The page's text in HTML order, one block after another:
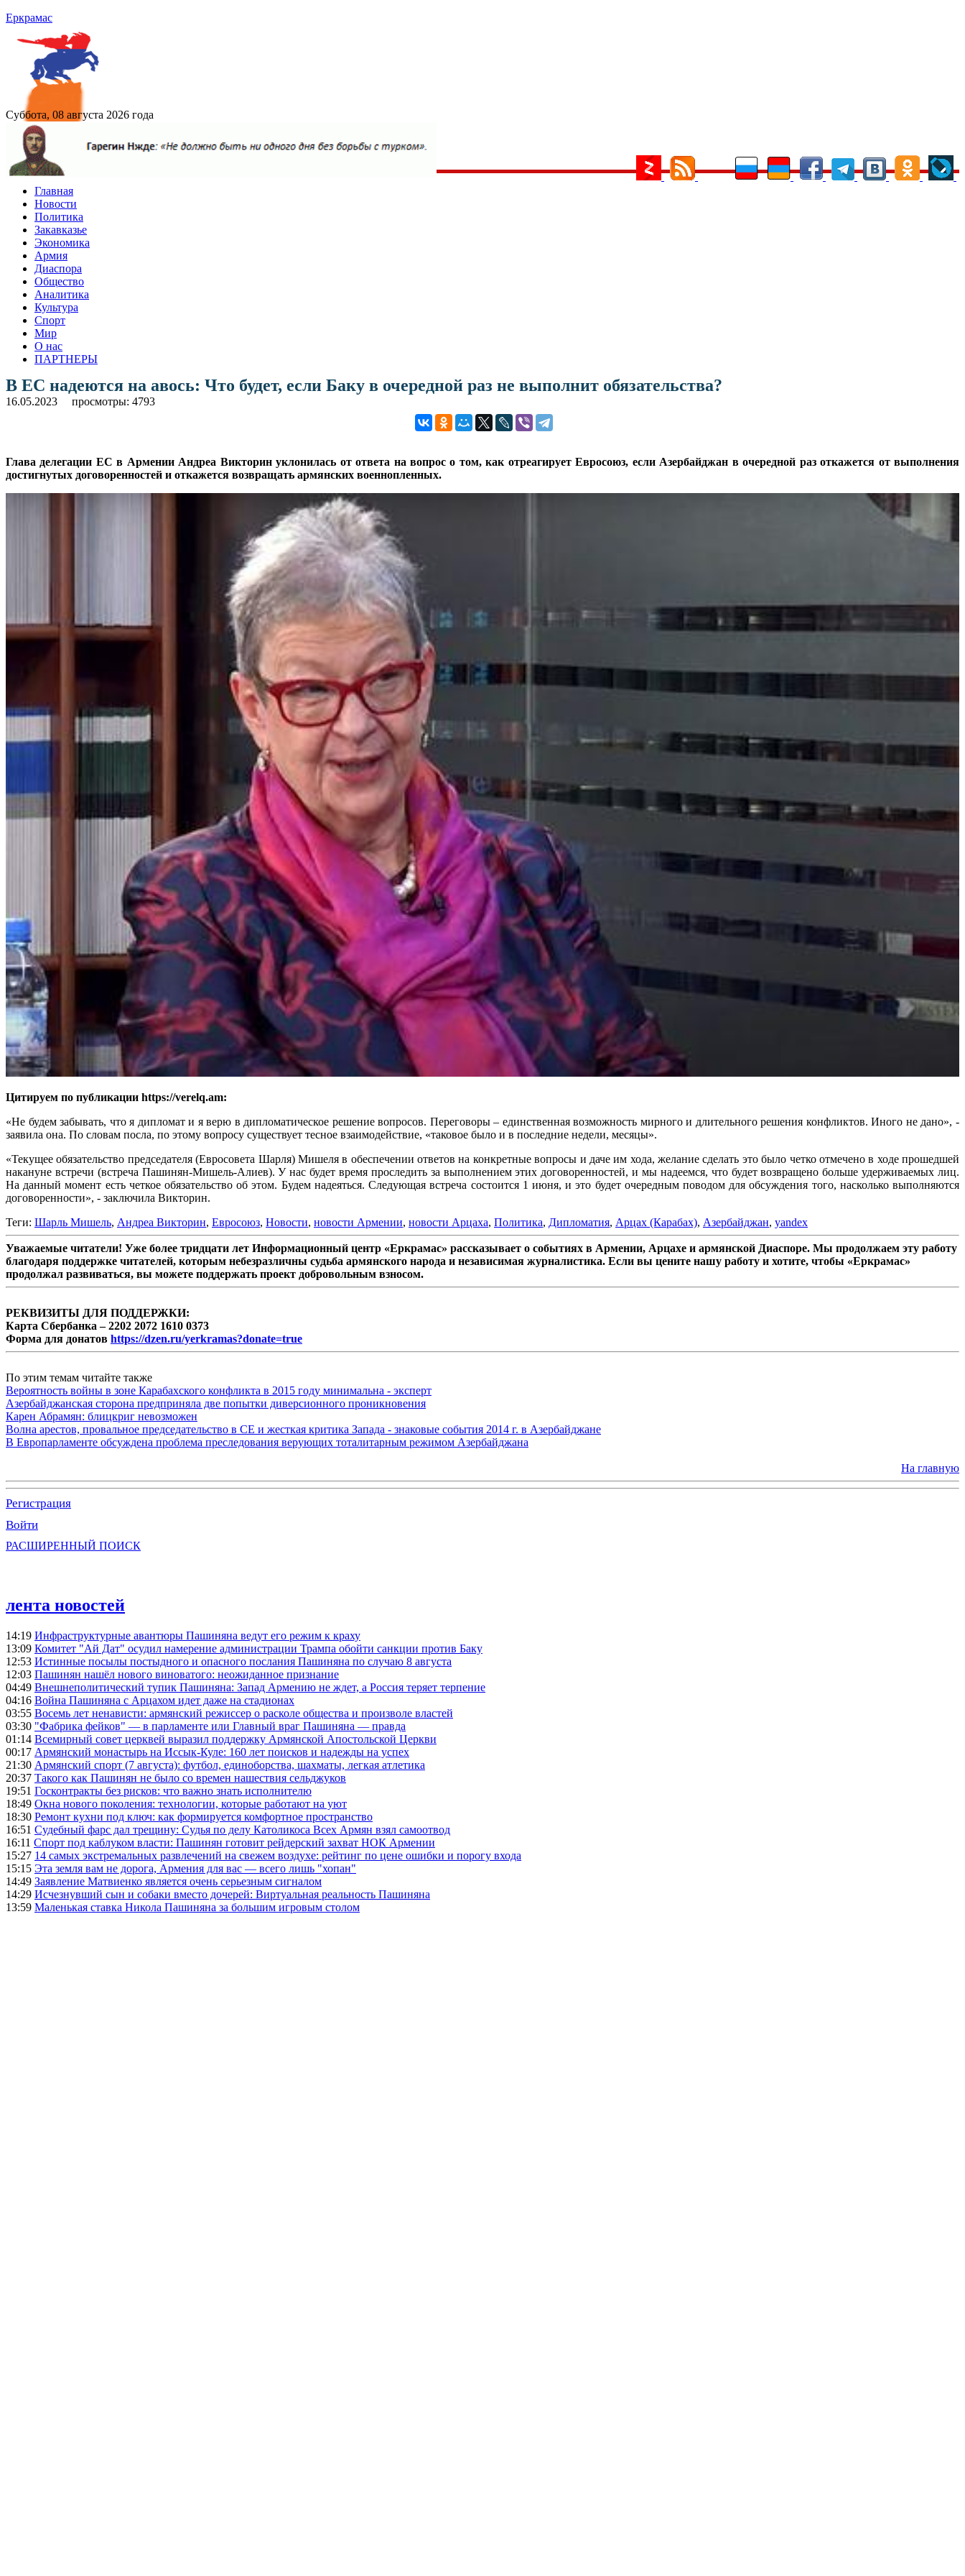
Еркрамас
Суббота, 08 августа 2026 года
Главная
Новости
Политика
Закавказье
Экономика
Армия
Диаспора
Общество
Аналитика
Культура
Спорт
Мир
О нас
ПАРТНЕРЫ
В ЕС надеются на авось: Что будет, если Баку в очередной раз не выполнит обязательства?
16.05.2023 просмотры: 4793
Глава делегации ЕС в Армении Андреа Викторин уклонилась от ответа на вопрос о том, как отреагирует Евросоюз, если Азербайджан в очередной раз откажется от выполнения
достигнутых договоренностей и откажется возвращать армянских военнопленных.
Цитируем по публикации https://verelq.am:
«Не будем забывать, что я дипломат и я верю в дипломатическое решение вопросов. Переговоры – единственная возможность мирного и длительного решения конфликтов. Иного не дано», -
заявила она. По словам посла, по этому вопросу существует тесное взаимодействие, «таковое было и в последние недели, месяцы».
«Текущее обязательство председателя (Евросовета Шарля) Мишеля в обеспечении ответов на конкретные вопросы и даче им хода, желание сделать это было четко отмечено в ходе прошедшей
накануне встречи (встреча Пашинян-Мишель-Алиев). У нас будет время проследить за выполнением этих договоренностей, и мы надеемся, что будет возвращено больше удерживаемых лиц.
На данный момент есть четкое обязательство об этом. Будем надеяться. Следующая встреча состоится 1 июня, и это будет очередным поводом для обсуждения того, насколько выполняются
договоренности», - заключила Викторин.
Теги: Шарль Мишель, Андреа Викторин, Евросоюз, Новости, новости Армении, новости Арцаха, Политика, Дипломатия, Арцах (Карабах), Азербайджан, yandex
Уважаемые читатели! Уже более тридцати лет Информационный центр «Еркрамас» рассказывает о событиях в Армении, Арцахе и армянской Диаспоре. Мы продолжаем эту работу
благодаря поддержке читателей, которым небезразличны судьба армянского народа и независимая журналистика. Если вы цените нашу работу и хотите, чтобы «Еркрамас»
продолжал развиваться, вы можете поддержать проект добровольным взносом.
РЕКВИЗИТЫ ДЛЯ ПОДДЕРЖКИ:
Карта Сбербанка – 2202 2072 1610 0373
Форма для донатов https://dzen.ru/yerkramas?donate=true
По этим темам читайте также
Вероятность войны в зоне Карабахского конфликта в 2015 году минимальна - эксперт
Азербайджанская сторона предприняла две попытки диверсионного проникновения
Карен Абрамян: блицкриг невозможен
Волна арестов, провальное председательство в СЕ и жесткая критика Запада - знаковые события 2014 г. в Азербайджане
В Европарламенте обсуждена проблема преследования верующих тоталитарным режимом Азербайджана
На главную
Регистрация
Войти
РАСШИРЕННЫЙ ПОИСК
лента новостей
14:19 Инфраструктурные авантюры Пашиняна ведут его режим к краху
13:09 Комитет "Ай Дат" осудил намерение администрации Трампа обойти санкции против Баку
12:53 Истинные посылы постыдного и опасного послания Пашиняна по случаю 8 августа
12:03 Пашинян нашёл нового виноватого: неожиданное признание
04:49 Внешнеполитический тупик Пашиняна: Запад Армению не ждет, а Россия теряет терпение
04:16 Война Пашиняна с Арцахом идет даже на стадионах
03:55 Восемь лет ненависти: армянский режиссер о расколе общества и произволе властей
03:30 "Фабрика фейков" — в парламенте или Главный враг Пашиняна — правда
01:14 Всемирный совет церквей выразил поддержку Армянской Апостольской Церкви
00:17 Армянский монастырь на Иссык-Куле: 160 лет поисков и надежды на успех
21:30 Армянский спорт (7 августа): футбол, единоборства, шахматы, легкая атлетика
20:37 Такого как Пашинян не было со времен нашествия сельджуков
19:51 Госконтракты без рисков: что важно знать исполнителю
18:49 Окна нового поколения: технологии, которые работают на уют
18:30 Ремонт кухни под ключ: как формируется комфортное пространство
16:51 Судебный фарс дал трещину: Судья по делу Католикоса Всех Армян взял самоотвод
16:11 Спорт под каблуком власти: Пашинян готовит рейдерский захват НОК Армении
15:27 14 самых экстремальных развлечений на свежем воздухе: рейтинг по цене ошибки и порогу входа
15:15 Эта земля вам не дорога, Армения для вас — всего лишь "хопан"
14:49 Заявление Матвиенко является очень серьезным сигналом
14:29 Исчезнувший сын и собаки вместо дочерей: Виртуальная реальность Пашиняна
13:59 Маленькая ставка Никола Пашиняна за большим игровым столом